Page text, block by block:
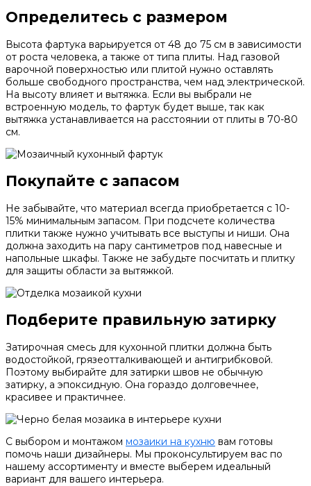
Определитесь с размером
Высота фартука варьируется от 48 до 75 см в зависимости
от роста человека, а также от типа плиты. Над газовой
варочной поверхностью или плитой нужно оставлять
больше свободного пространства, чем над электрической.
На высоту влияет и вытяжка. Если вы выбрали не
встроенную модель, то фартук будет выше, так как
вытяжка устанавливается на расстоянии от плиты в 70-80
см.
Покупайте с запасом
Не забывайте, что материал всегда приобретается с 10-
15% минимальным запасом. При подсчете количества
плитки также нужно учитывать все выступы и ниши. Она
должна заходить на пару сантиметров под навесные и
напольные шкафы. Также не забудьте посчитать и плитку
для защиты области за вытяжкой.
Подберите правильную затирку
Затирочная смесь для кухонной плитки должна быть
водостойкой, грязеотталкивающей и антигрибковой.
Поэтому выбирайте для затирки швов не обычную
затирку, а эпоксидную. Она гораздо долговечнее,
красивее и практичнее.
С выбором и монтажом мозаики на кухню вам готовы
помочь наши дизайнеры. Мы проконсультируем вас по
нашему ассортименту и вместе выберем идеальный
вариант для вашего интерьера.